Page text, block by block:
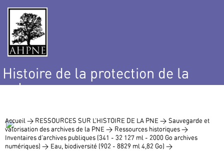
Histoire de la protection de la
nature
Accueil > RESSOURCES SUR L’HISTOIRE DE LA PNE > Sauvegarde et
valorisation des archives de la PNE > Ressources historiques >
Inventaires d’archives publiques (341 - 32 127 ml - 2000 Go archives
numériques) > Eau, biodiversité (902 - 8829 ml 4,82 Go) >